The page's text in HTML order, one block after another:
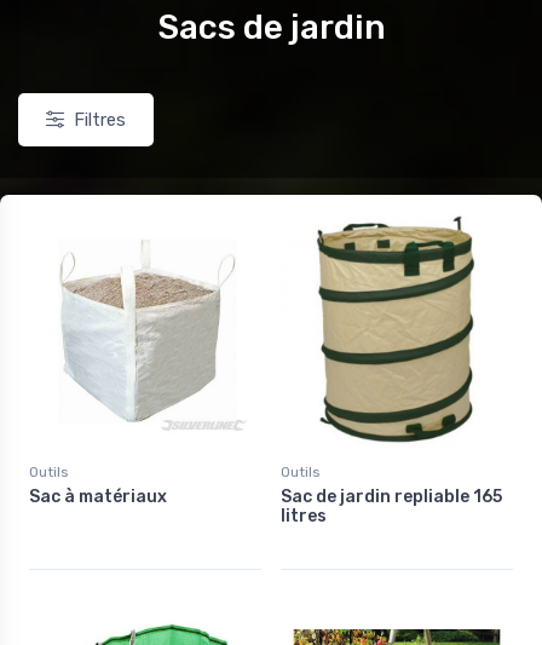
Sacs de jardin
Filtres
Outils
Sac à matériaux
Outils
Sac de jardin repliable 165
litres